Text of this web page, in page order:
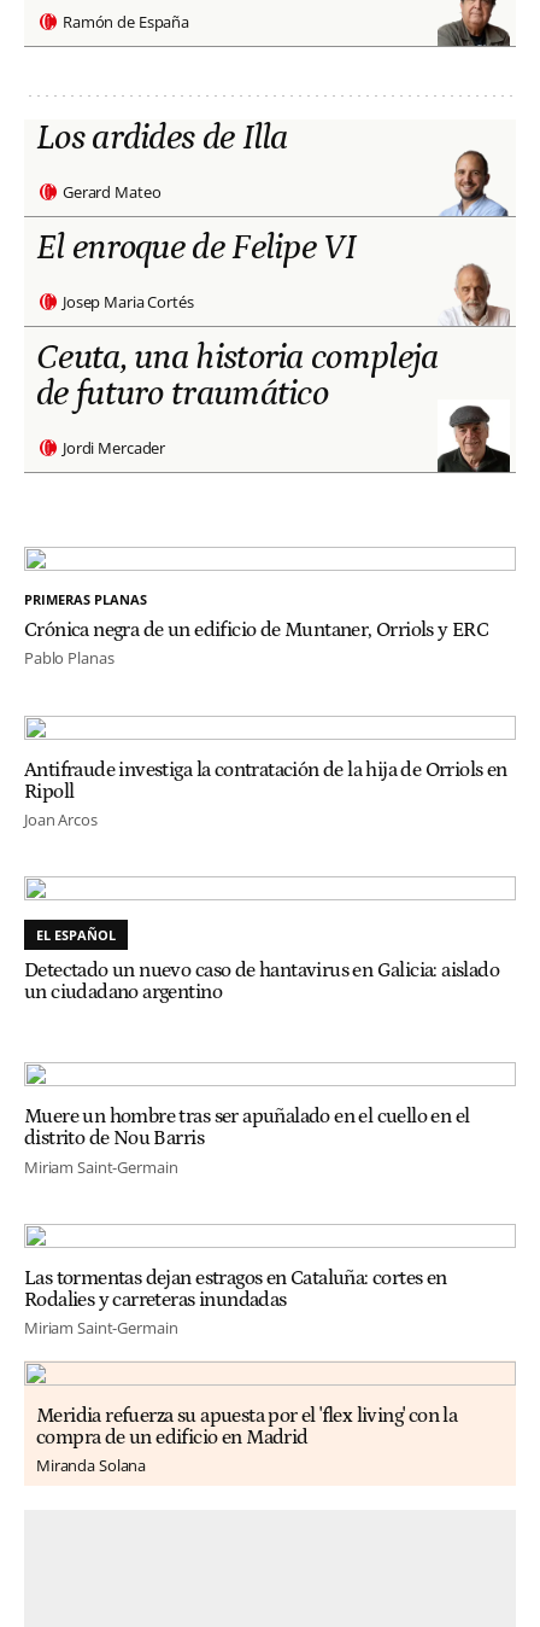
Ramón de España
Los ardides de Illa
Gerard Mateo
El enroque de Felipe VI
Josep Maria Cortés
Ceuta, una historia compleja
de futuro traumático
Jordi Mercader
PRIMERAS PLANAS
Crónica negra de un edificio de Muntaner, Orriols y ERC
Pablo Planas
Antifraude investiga la contratación de la hija de Orriols en
Ripoll
Joan Arcos
EL ESPAÑOL
Detectado un nuevo caso de hantavirus en Galicia: aislado
un ciudadano argentino
Muere un hombre tras ser apuñalado en el cuello en el
distrito de Nou Barris
Miriam Saint-Germain
Las tormentas dejan estragos en Cataluña: cortes en
Rodalies y carreteras inundadas
Miriam Saint-Germain
Meridia refuerza su apuesta por el 'flex living' con la
compra de un edificio en Madrid
Miranda Solana